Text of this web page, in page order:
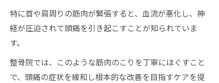
特に首や肩周りの筋肉が緊張すると、血流が悪化し、神
経が圧迫されて頭痛を引き起こすことが知られていま
す。
整骨院では、このような筋肉のこりを丁寧にほぐすこと
で、頭痛の症状を緩和し根本的な改善を目指すケアを提